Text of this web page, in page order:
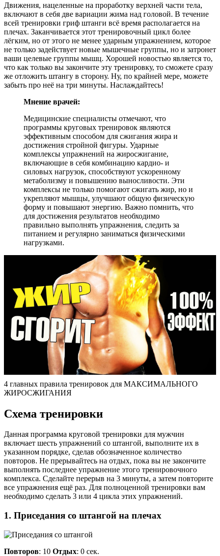
Движения, нацеленные на проработку верхней части тела,
включают в себя две вариации жима над головой. В течение
всей тренировки гриф штанги всё время располагается на
плечах. Заканчивается этот тренировочный цикл более
лёгким, но от этого не менее ударным упражнением, которое
не только задействует новые мышечные группы, но и затронет
ваши целевые группы мышц. Хорошей новостью является то,
что как только вы закончите эту тренировку, то сможете сразу
же отложить штангу в сторону. Ну, по крайней мере, можете
забыть про неё на три минуты. Наслаждайтесь!
Мнение врачей:
Медицинские специалисты отмечают, что
программы круговых тренировок являются
эффективным способом для сжигания жира и
достижения стройной фигуры. Ударные
комплексы упражнений на жиросжигание,
включающие в себя комбинацию кардио- и
силовых нагрузок, способствуют ускоренному
метаболизму и повышению выносливости. Эти
комплексы не только помогают сжигать жир, но и
укрепляют мышцы, улучшают общую физическую
форму и повышают энергию. Важно помнить, что
для достижения результатов необходимо
правильно выполнять упражнения, следить за
питанием и регулярно заниматься физическими
нагрузками.
4 главных правила тренировок для МАКСИМАЛЬНОГО
ЖИРОСЖИГАНИЯ
Схема тренировки
Данная программа круговой тренировки для мужчин
включает шесть упражнений со штангой, выполните их в
указанном порядке, сделав обозначенное количество
повторов. Не прерывайтесь на отдых, пока вы не закончите
выполнять последнее упражнение этого тренировочного
комплекса. Сделайте перерыв на 3 минуты, а затем повторите
все упражнения ещё раз. Для полноценной тренировки вам
необходимо сделать 3 или 4 цикла этих упражнений.
1. Приседания со штангой на плечах
Повторов: 10 Отдых: 0 сек.